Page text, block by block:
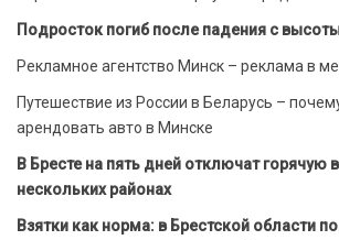
Подросток погиб после падения с
Рекламное агентство Минск – реклама в
Путешествие из России в Беларусь –
арендовать авто в Минске
В Бресте на пять дней отключат горячую
нескольких районах
Взятки как норма: в Брестской области